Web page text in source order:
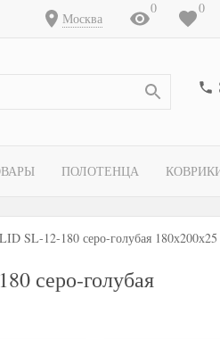
Москва
0 0
ПОЛОТЕНЦА
SL-12-180 серо-голубая 180х200х25
серо-голубая